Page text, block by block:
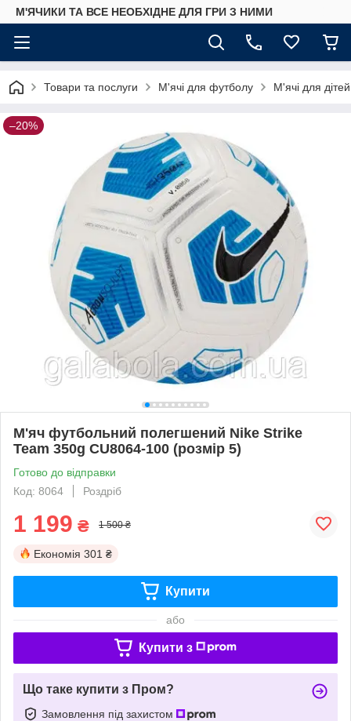
М'ЯЧИКИ ТА ВСЕ НЕОБХІДНЕ ДЛЯ ГРИ З НИМИ
Товари та послуги М'ячі для футболу М'ячі для
–20%
М'яч футбольний полегшений Nike Strike
Team 350g CU8064-100 (розмір 5)
Готово до відправки
Код: 8064
Роздріб
1 199 ₴ 1 500 ₴
Економія 301 ₴
Купити
або
Купити з
Що таке купити з Пром?
Замовлення під захистом